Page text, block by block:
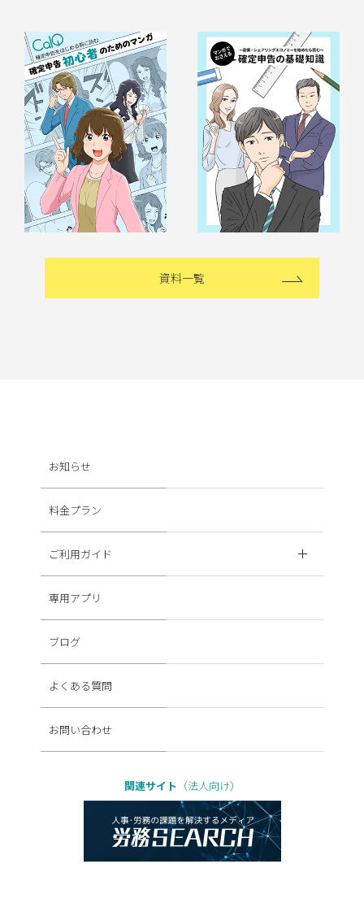
資料一覧
お知らせ
料金プラン
ご利用ガイド
専用アプリ
ブログ
よくある質問
お問い合わせ
関連サイト （法人向け）